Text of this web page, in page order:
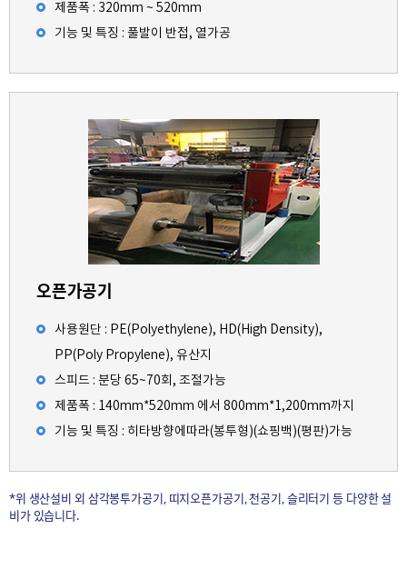
제품폭 : 320mm ~ 520mm
기능 및 특징 : 풀발이 반접, 열가공
오픈가공기
사용원단 : PE(Polyethylene), HD(High Density),
PP(Poly Propylene), 유산지
스피드 : 분당 65~70회, 조절가능
제품폭 : 140mm*520mm 에서 800mm*1,200mm까지
기능 및 특징 : 히타방향에따라(봉투형)(쇼핑백)(평판)가능
*위 생산설비 외 삼각봉투가공기, 띠지오픈가공기, 천공기, 슬리터기 등 다양한 설
비가 있습니다.